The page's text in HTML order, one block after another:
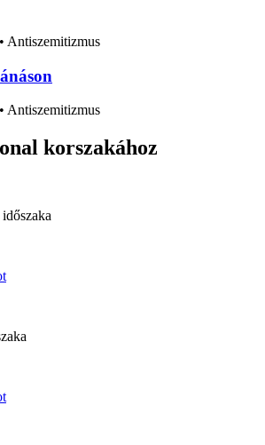
• Antiszemitizmus
• Antiszemitizmus
korszakához